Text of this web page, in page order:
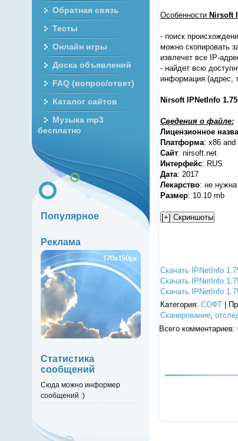
Особенности Nirsoft
- поиск
можно скопировать
извлечет все IP-
- найдет всю
информация (адрес,
Nirsoft IPNetInfo 1.75
Сведения о файле:
Лицензионное
Платформа: x86 and
Сайт: nirsoft.net
Интерфейс: RUS
Дата: 2017
Лекарство: не нужна
Размер: 10.10 mb
Скачать IPNetInfo
Скачать IPNetInfo
Скачать IPNetInfo
Категория: СОФТ|
Сканирование,
Всего комментариев:
Обратная связь
Тесты
Онлайн игры
Доска объявлений
FAQ (вопрос/ответ)
Каталог сайтов
Музыка mp3
бесплатно
Популярное
Реклама
Статистика
сообщений
Сюда можно информер
сообщений :)